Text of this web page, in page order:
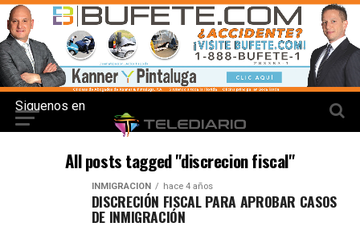
Siguenos en
All posts tagged "discrecion fiscal"
INMIGRACION hace 4 años
DISCRECIÓN FISCAL PARA APROBAR CASOS
DE INMIGRACIÓN